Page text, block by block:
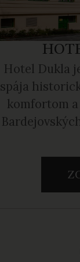
Hotel Dukla
spája
komfortom
v štýle
národná
liečebný
svoje